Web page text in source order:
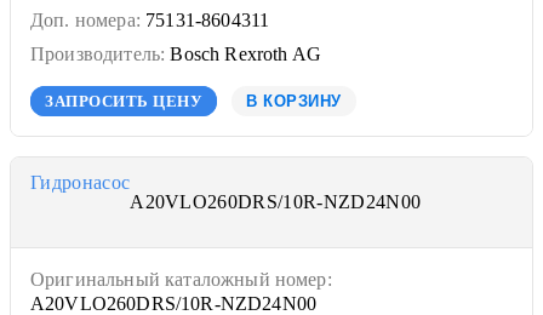
Доп. номера: 75131-8604311
Производитель: Bosch Rexroth AG
ЗАПРОСИТЬ ЦЕНУ В КОРЗИНУ
Гидронасос
A20VLO260DRS/10R-NZD24N00
Оригинальный каталожный номер:
A20VLO260DRS/10R-NZD24N00